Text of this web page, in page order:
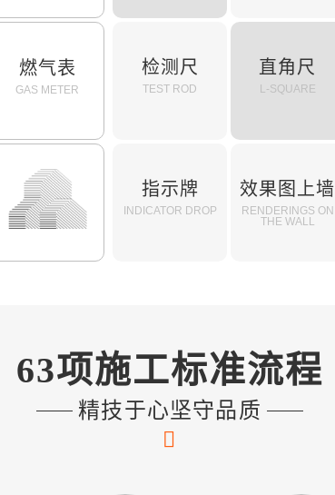
燃气表
GAS METER
检测尺
TEST ROD
直角尺
L-SQUARE
指示牌
INDICATOR DROP
效果图上墙
RENDERINGS ON
THE WALL
63项施工标准流程
精技于心坚守品质